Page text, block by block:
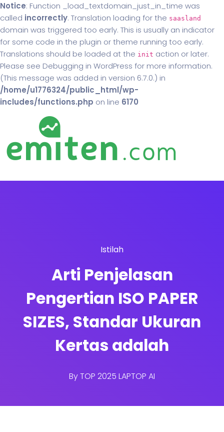
Notice: Function _load_textdomain_just_in_time was
called incorrectly. Translation loading for the saasland
domain was triggered too early. This is usually an indicator
for some code in the plugin or theme running too early.
Translations should be loaded at the init action or later.
Please see Debugging in WordPress for more information.
(This message was added in version 6.7.0.) in
/home/u1776324/public_html/wp-
includes/functions.php on line 6170
Istilah
Arti Penjelasan
Pengertian ISO PAPER
SIZES, Standar Ukuran
Kertas adalah
ByTOP 2025 LAPTOP AI